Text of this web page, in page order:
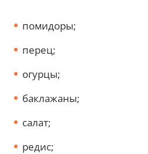
помидоры;
перец;
огурцы;
баклажаны;
салат;
редис;